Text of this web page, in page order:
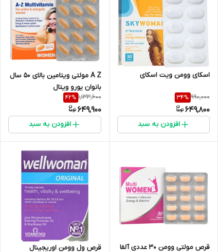
اسکای وومن ویت اسکای
990,000
34%
649,800
افزودن به سبد
A Z مولتی ویتامین بالای 50 سال
بانوان یورو ویتال
1,133,600
42%
649,900
افزودن به سبد
قرص مولتی وومن 30 عددی آلفا
قرص ول وومن اوریجینال